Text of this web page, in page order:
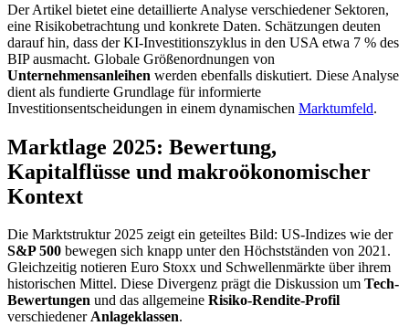
Der Artikel bietet eine detaillierte Analyse verschiedener Sektoren,
eine Risikobetrachtung und konkrete Daten. Schätzungen deuten
darauf hin, dass der KI-Investitionszyklus in den USA etwa 7 % des
BIP ausmacht. Globale Größenordnungen von
Unternehmensanleihen werden ebenfalls diskutiert. Diese Analyse
dient als fundierte Grundlage für informierte
Investitionsentscheidungen in einem dynamischen Marktumfeld.
Marktlage 2025: Bewertung,
Kapitalflüsse und makroökonomischer
Kontext
Die Marktstruktur 2025 zeigt ein geteiltes Bild: US-Indizes wie der
S&P 500 bewegen sich knapp unter den Höchstständen von 2021.
Gleichzeitig notieren Euro Stoxx und Schwellenmärkte über ihrem
historischen Mittel. Diese Divergenz prägt die Diskussion um Tech-
Bewertungen und das allgemeine Risiko-Rendite-Profil
verschiedenerAnlageklassen.